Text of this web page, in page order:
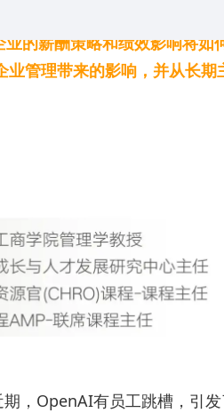
的薪酬策略和绩效影响将
管理带来的影响，并从长
，OpenAI有员工跳槽，引